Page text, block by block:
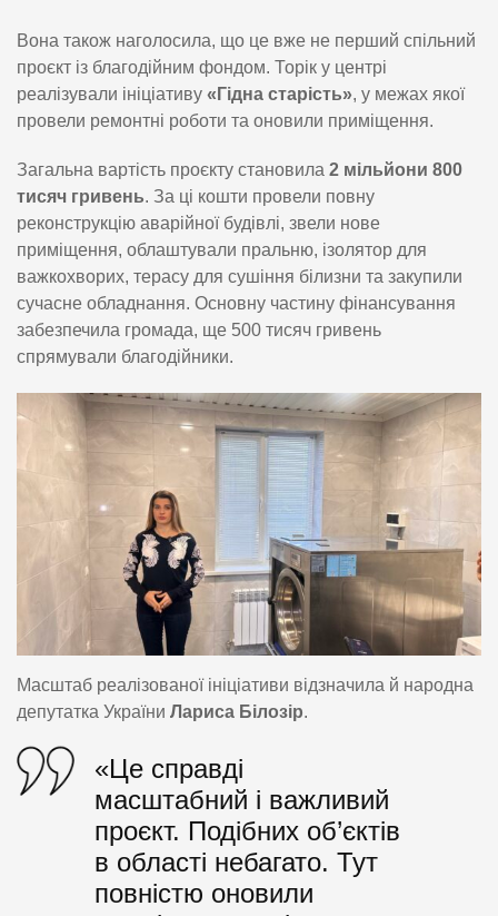
Вона також наголосила, що це вже не перший спільний
проєкт із благодійним фондом. Торік у центрі
реалізували ініціативу «Гідна старість», у межах якої
провели ремонтні роботи та оновили приміщення.
Загальна вартість проєкту становила 2 мільйони 800
тисяч гривень. За ці кошти провели повну
реконструкцію аварійної будівлі, звели нове
приміщення, облаштували пральню, ізолятор для
важкохворих, терасу для сушіння білизни та закупили
сучасне обладнання. Основну частину фінансування
забезпечила громада, ще 500 тисяч гривень
спрямували благодійники.
Масштаб реалізованої ініціативи відзначила й народна
депутатка України Лариса Білозір.
«Це справді
масштабний і важливий
проєкт. Подібних об’єктів
в області небагато. Тут
повністю оновили